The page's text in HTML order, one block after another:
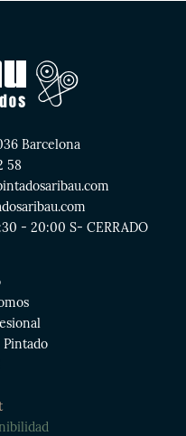
Barcelona
58
- 20:00 S- CERRADO